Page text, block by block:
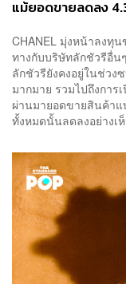
แม้ยอดขายลดลง
CHANEL มุ่งหน้าลงทุ
ทางกับบริษัทลักชัวรีอื่น
ลักชัวรียังคงอยู่ในช่วง
มากมาย รวมไปถึงกา
ผ่านมายอดขายสินค้า
ทั้งหมดนั้นลดลงอย่างเ